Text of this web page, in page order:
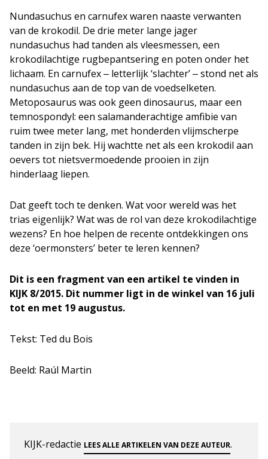
Nundasuchus en carnufex waren naaste verwanten
van de krokodil. De drie meter lange jager
nundasuchus had tanden als vleesmessen, een
krokodilachtige rugbepantsering en poten onder het
lichaam. En carnufex ‒ letterlijk ‘slachter’ ‒ stond net als
nundasuchus aan de top van de voedselketen.
Metoposaurus was ook geen dinosaurus, maar een
temnospondyl: een salamanderachtige amfibie van
ruim twee meter lang, met honderden vlijmscherpe
tanden in zijn bek. Hij wachtte net als een krokodil aan
oevers tot nietsvermoedende prooien in zijn
hinderlaag liepen.
Dat geeft toch te denken. Wat voor wereld was het
trias eigenlijk? Wat was de rol van deze krokodilachtige
wezens? En hoe helpen de recente ontdekkingen ons
deze ‘oermonsters’ beter te leren kennen?
Dit is een fragment van een artikel te vinden in
KIJK 8/2015. Dit nummer ligt in de winkel van 16 juli
tot en met 19 augustus.
Tekst: Ted du Bois
Beeld: Raúl Martin
KIJK-redactie LEES ALLE ARTIKELEN VAN DEZE AUTEUR.